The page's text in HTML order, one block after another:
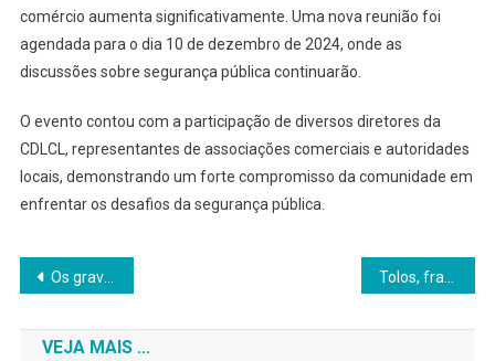
comércio aumenta significativamente. Uma nova reunião foi
agendada para o dia 10 de dezembro de 2024, onde as
discussões sobre segurança pública continuarão.
O evento contou com a participação de diversos diretores da
CDLCL, representantes de associações comerciais e autoridades
locais, demonstrando um forte compromisso da comunidade em
enfrentar os desafios da segurança pública.
Navegação
de
Os graves casos do vício em apostas online
VEJA MAIS ...